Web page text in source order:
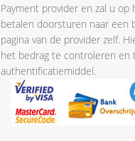
Payment provider en zal u op
betalen doorsturen naar een
pagina van de provider zelf.
het bedrag te controleren en
authentificatiemiddel.